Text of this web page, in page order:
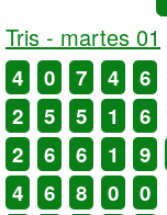
Tris - martes 01
4 0 7 4 6
2 5 5 1 6
2 6 6 1 9
4 6 8 0 0